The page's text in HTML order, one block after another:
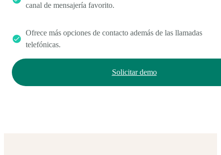
canal de mensajería favorito.
Ofrece más opciones de contacto además de las llamadas
telefónicas.
Solicitar demo